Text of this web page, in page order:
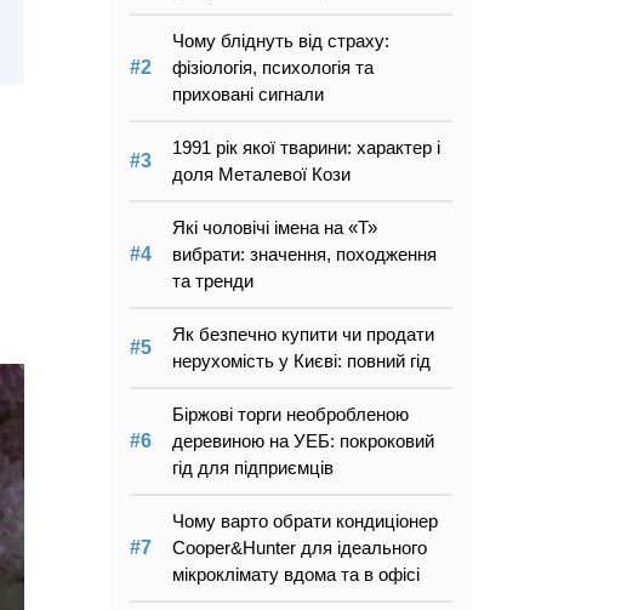
Чому бліднуть від страху:
фізіологія, психологія та
приховані сигнали
1991 рік якої тварини: характер і
доля Металевої Кози
Які чоловічі імена на «Т»
вибрати: значення, походження
та тренди
Як безпечно купити чи продати
нерухомість у Києві: повний гід
Біржові торги необробленою
деревиною на УЕБ: покроковий
гід для підприємців
Чому варто обрати кондиціонер
Cooper&Hunter для ідеального
мікроклімату вдома та в офісі